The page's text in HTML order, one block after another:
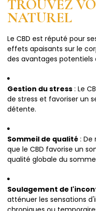
TROUVEZ
NATUREL
Le CBD est réputé pour
effets apaisants sur le
des avantages potentiels
Gestion du stress : Le
de stress et favoriser un
détente.
Sommeil de qualité : De
que le CBD favorise un
qualité globale du
Soulagement de
atténuer les sensations